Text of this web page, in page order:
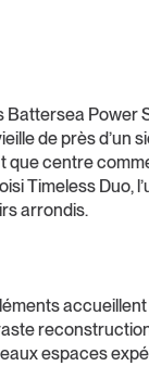
Battersea Power
de près d’un
que centre
Timeless Duo,
arrondis.
espaces